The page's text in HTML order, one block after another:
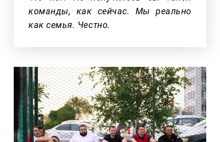
команды, как сейчас. Мы реально
как семья. Честно.